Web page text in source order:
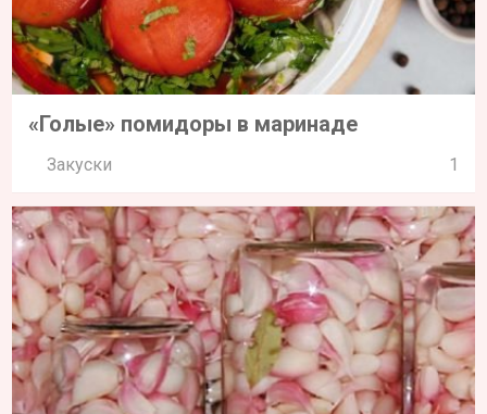
«Голые» помидоры в маринаде
Закуски 1